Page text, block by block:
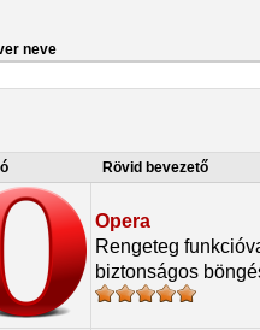
neve
Rövid bevezető
Opera
Rengeteg
biztonságos